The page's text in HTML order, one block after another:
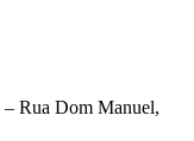
Rua Dom Manuel,